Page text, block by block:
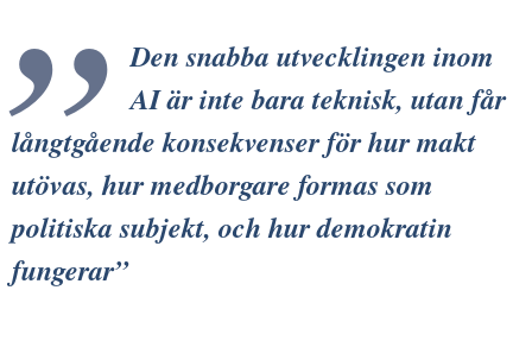
Den snabba utvecklingen inom
AI är inte bara teknisk, utan får
långtgående konsekvenser för hur makt
utövas, hur medborgare formas som
politiska subjekt, och hur demokratin
fungerar